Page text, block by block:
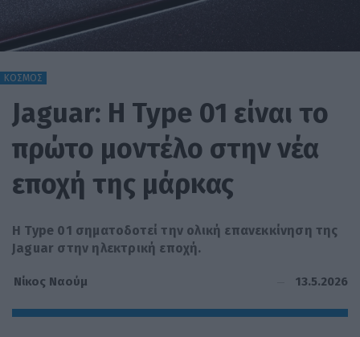
ΚΟΣΜΟΣ
Jaguar: Η Type 01 είναι το
πρώτο μοντέλο στην νέα
εποχή της μάρκας
Η Type 01 σηματοδοτεί την ολική επανεκκίνηση της
Jaguar στην ηλεκτρική εποχή.
Νίκος Ναούμ 13.5.2026